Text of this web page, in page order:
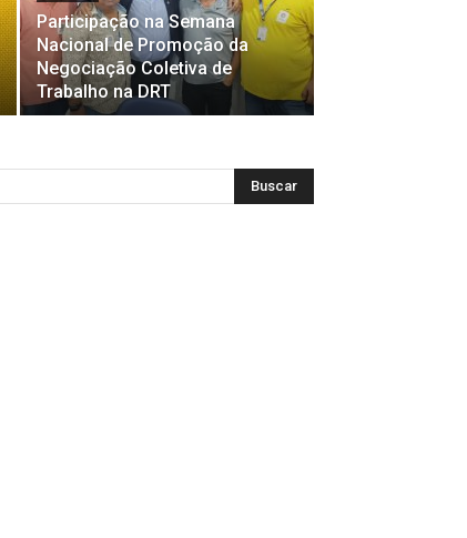
Participação na Semana
Nacional de Promoção da
Negociação Coletiva de
Trabalho na DRT